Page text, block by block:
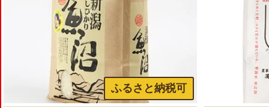
ふるさと納税可